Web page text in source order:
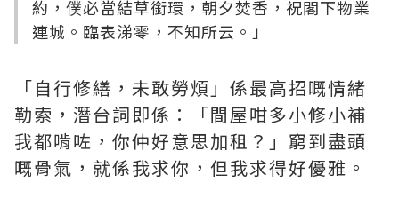
約，僕必當結草銜環，朝夕焚香，祝閣下物業
連城。臨表涕零，不知所云。」
「自行修繕，未敢勞煩」係最高招嘅情緒
勒索，潛台詞即係：「間屋咁多小修小補
我都啃咗，你仲好意思加租？」窮到盡頭
嘅骨氣，就係我求你，但我求得好優雅。